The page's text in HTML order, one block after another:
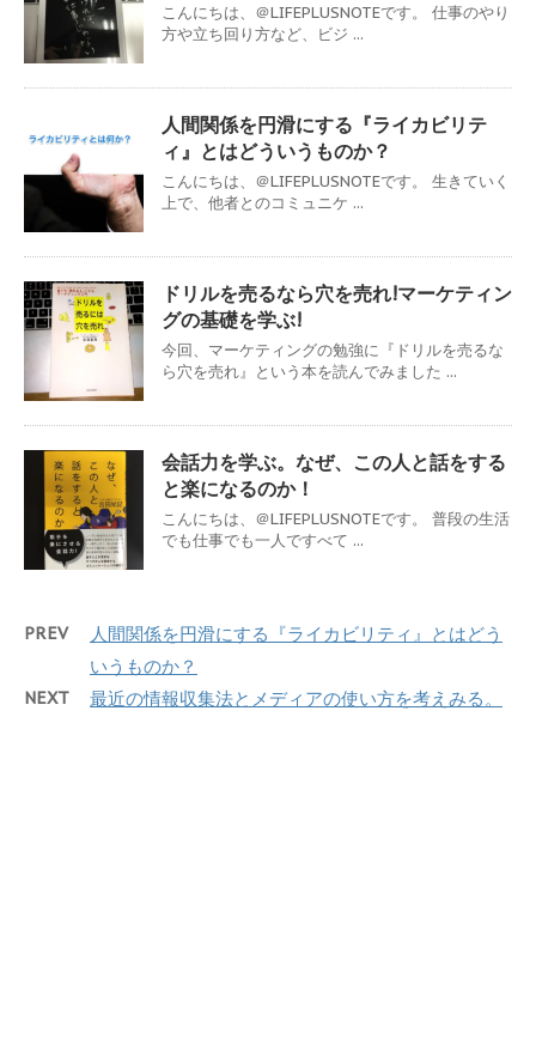
こんにちは、＠LIFEPLUSNOTEです。 仕事のやり
方や立ち回り方など、ビジ ...
人間関係を円滑にする『ライカビリテ
ィ』とはどういうものか？
こんにちは、＠LIFEPLUSNOTEです。 生きていく
上で、他者とのコミュニケ ...
ドリルを売るなら穴を売れ!マーケティン
グの基礎を学ぶ!
今回、マーケティングの勉強に『ドリルを売るな
ら穴を売れ』という本を読んでみました ...
会話力を学ぶ。なぜ、この人と話をする
と楽になるのか！
こんにちは、＠LIFEPLUSNOTEです。 普段の生活
でも仕事でも一人ですべて ...
PREV
人間関係を円滑にする『ライカビリティ』とはどう
いうものか？
NEXT 最近の情報収集法とメディアの使い方を考えみる。